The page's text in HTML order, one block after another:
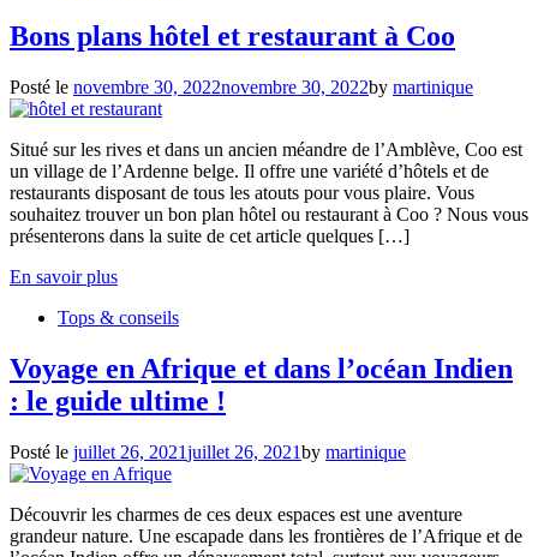
Bons plans hôtel et restaurant à Coo
Posté le novembre 30, 2022novembre 30, 2022by martinique
Situé sur les rives et dans un ancien méandre de l’Amblève, Coo est
un village de l’Ardenne belge. Il offre une variété d’hôtels et de
restaurants disposant de tous les atouts pour vous plaire. Vous
souhaitez trouver un bon plan hôtel ou restaurant à Coo ? Nous vous
présenterons dans la suite de cet article quelques […]
En savoir plus
Tops & conseils
Voyage en Afrique et dans l’océan Indien
: le guide ultime !
Posté le juillet 26, 2021juillet 26, 2021by martinique
Découvrir les charmes de ces deux espaces est une aventure
grandeur nature. Une escapade dans les frontières de l’Afrique et de